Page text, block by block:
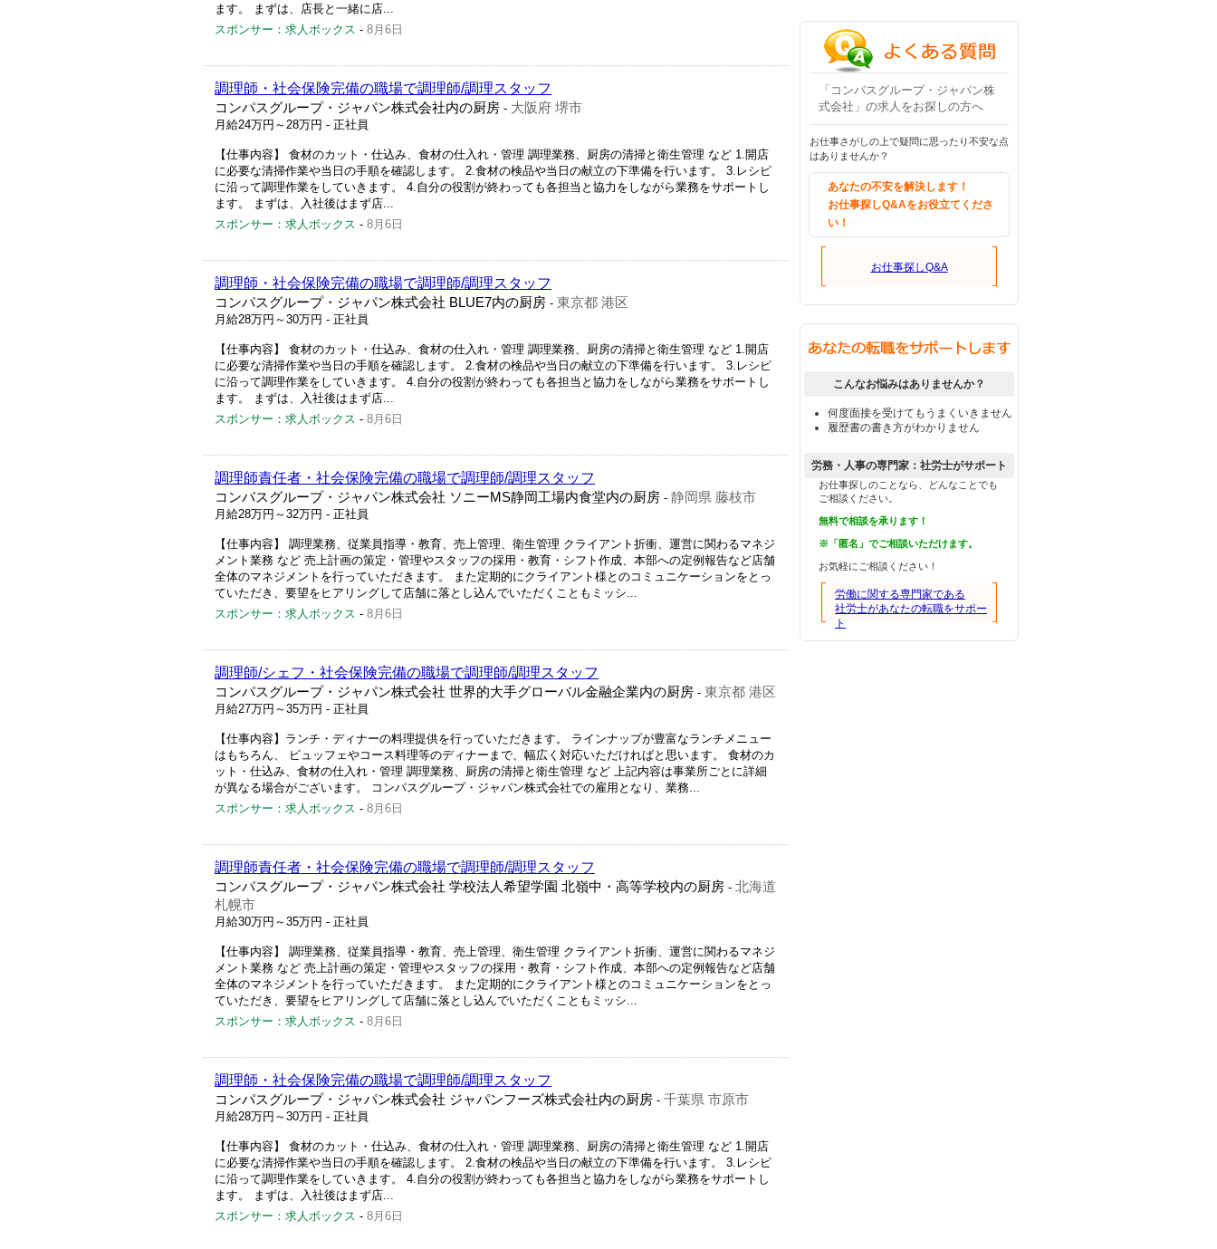
ます。 まずは、店長と一緒に店...
スポンサー：求人ボックス - 8月6日
調理師・社会保険完備の職場で調理師/調理スタッフ
コンパスグループ・ジャパン株式会社内の厨房 - 大阪府 堺市
月給24万円～28万円 - 正社員
【仕事内容】 食材のカット・仕込み、食材の仕入れ・管理 調理業務、厨房の清掃と衛生管理 など 1.開店
に必要な清掃作業や当日の手順を確認します。 2.食材の検品や当日の献立の下準備を行います。 3.レシピ
に沿って調理作業をしていきます。 4.自分の役割が終わっても各担当と協力をしながら業務をサポートし
ます。 まずは、入社後はまず店...
スポンサー：求人ボックス - 8月6日
調理師・社会保険完備の職場で調理師/調理スタッフ
コンパスグループ・ジャパン株式会社 BLUE7内の厨房 - 東京都 港区
月給28万円～30万円 - 正社員
【仕事内容】 食材のカット・仕込み、食材の仕入れ・管理 調理業務、厨房の清掃と衛生管理 など 1.開店
に必要な清掃作業や当日の手順を確認します。 2.食材の検品や当日の献立の下準備を行います。 3.レシピ
に沿って調理作業をしていきます。 4.自分の役割が終わっても各担当と協力をしながら業務をサポートし
ます。 まずは、入社後はまず店...
スポンサー：求人ボックス - 8月6日
調理師責任者・社会保険完備の職場で調理師/調理スタッフ
コンパスグループ・ジャパン株式会社 ソニーMS静岡工場内食堂内の厨房 - 静岡県 藤枝市
月給28万円～32万円 - 正社員
【仕事内容】 調理業務、従業員指導・教育、売上管理、衛生管理 クライアント折衝、運営に関わるマネジ
メント業務 など 売上計画の策定・管理やスタッフの採用・教育・シフト作成、本部への定例報告など店舗
全体のマネジメントを行っていただきます。 また定期的にクライアント様とのコミュニケーションをとっ
ていただき、要望をヒアリングして店舗に落とし込んでいただくこともミッシ...
スポンサー：求人ボックス - 8月6日
調理師/シェフ・社会保険完備の職場で調理師/調理スタッフ
コンパスグループ・ジャパン株式会社 世界的大手グローバル金融企業内の厨房 - 東京都 港区
月給27万円～35万円 - 正社員
【仕事内容】ランチ・ディナーの料理提供を行っていただきます。 ラインナップが豊富なランチメニュー
はもちろん、 ビュッフェやコース料理等のディナーまで、幅広く対応いただければと思います。 食材のカ
ット・仕込み、食材の仕入れ・管理 調理業務、厨房の清掃と衛生管理 など 上記内容は事業所ごとに詳細
が異なる場合がございます。 コンパスグループ・ジャパン株式会社での雇用となり、業務...
スポンサー：求人ボックス - 8月6日
調理師責任者・社会保険完備の職場で調理師/調理スタッフ
コンパスグループ・ジャパン株式会社 学校法人希望学園 北嶺中・高等学校内の厨房 - 北海道
札幌市
月給30万円～35万円 - 正社員
【仕事内容】 調理業務、従業員指導・教育、売上管理、衛生管理 クライアント折衝、運営に関わるマネジ
メント業務 など 売上計画の策定・管理やスタッフの採用・教育・シフト作成、本部への定例報告など店舗
全体のマネジメントを行っていただきます。 また定期的にクライアント様とのコミュニケーションをとっ
ていただき、要望をヒアリングして店舗に落とし込んでいただくこともミッシ...
スポンサー：求人ボックス - 8月6日
調理師・社会保険完備の職場で調理師/調理スタッフ
コンパスグループ・ジャパン株式会社 ジャパンフーズ株式会社内の厨房 - 千葉県 市原市
月給28万円～30万円 - 正社員
【仕事内容】 食材のカット・仕込み、食材の仕入れ・管理 調理業務、厨房の清掃と衛生管理 など 1.開店
に必要な清掃作業や当日の手順を確認します。 2.食材の検品や当日の献立の下準備を行います。 3.レシピ
に沿って調理作業をしていきます。 4.自分の役割が終わっても各担当と協力をしながら業務をサポートし
ます。 まずは、入社後はまず店...
スポンサー：求人ボックス - 8月6日
「コンパスグループ・ジャパン株
式会社」の求人をお探しの方へ
お仕事さがしの上で疑問に思ったり不安な点
はありませんか？
あなたの不安を解決します！
お仕事探しQ&Aをお役立てくださ
い！
お仕事探しQ&A
こんなお悩みはありませんか？
何度面接を受けてもうまくいきません
履歴書の書き方がわかりません
労務・人事の専門家：社労士がサポート
お仕事探しのことなら、どんなことでも
ご相談ください。
無料で相談を承ります！
※「匿名」でご相談いただけます。
お気軽にご相談ください！
労働に関する専門家である
社労士があなたの転職をサポー
ト